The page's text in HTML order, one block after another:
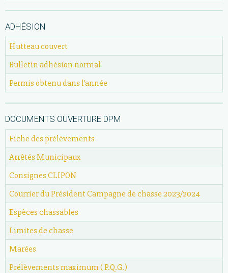
ADHÉSION
Hutteau couvert
Bulletin adhésion normal
Permis obtenu dans l'année
DOCUMENTS OUVERTURE DPM
Fiche des prélèvements
Arrêtés Municipaux
Consignes CLIPON
Courrier du Président Campagne de chasse 2023/2024
Espèces chassables
Limites de chasse
Marées
Prélèvements maximum ( P.Q.G.)